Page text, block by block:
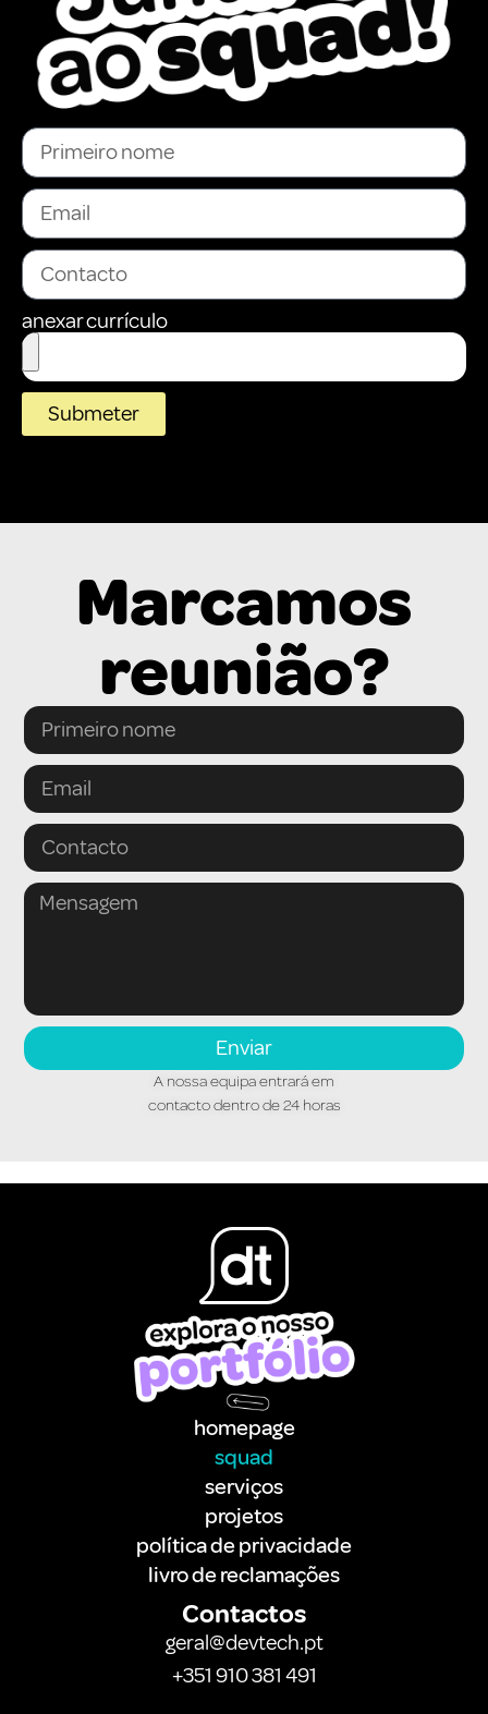
anexar currículo
Submeter
Marcamos
reunião?
Enviar
A nossa equipa entrará em
contacto dentro de 24 horas
homepage
squad
serviços
projetos
política de privacidade
livro de reclamações
Contactos
geral@devtech.pt
+351 910 381 491